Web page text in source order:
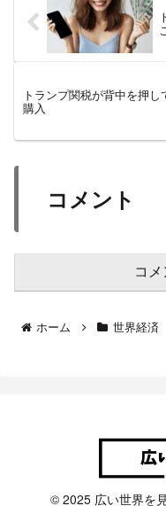
トランプ関税が背中を押し
購入
コメント
コ
ホーム 世界経済
© 2025 広い世界を